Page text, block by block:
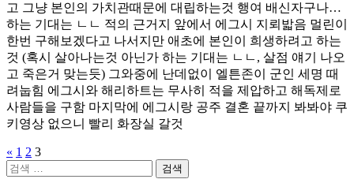
고 그냥 본인의 가치관때문에 대립하는것 행여 배신자구나…
하는 기대는 ㄴㄴ 적의 근거지 앞에서 에그시 지뢰밟음 멀린이
한번 구해보겠다고 나서지만 애초에 본인이 희생하려고 하는
것 (혹시 살아나는것 아닌가 하는 기대는 ㄴㄴ, 살점 얘기 나오
고 죽은거 맞는듯) 그와중에 난데없이 엘튼존이 군인 세명 때
려눕힘 에그시와 해리하트는 무사히 적을 제압하고 해독제로
사람들을 구함 마지막에 에그시랑 공주 결혼 끝까지 봐봐야 쿠
키영상 없으니 빨리 화장실 갈것
글
페
« 1 2 3
검